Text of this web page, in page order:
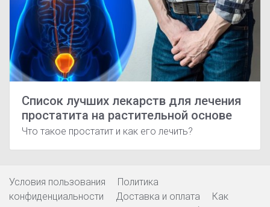
Список лучших лекарств для лечения
простатита на растительной основе
Что такое простатит и как его лечить?
Условия пользования
Политика
конфиденциальности
Доставка и оплата
Как